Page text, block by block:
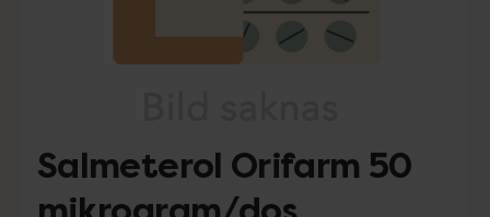
Salmeterol Orifarm 50